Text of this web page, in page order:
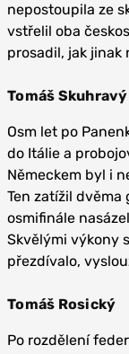
nepostoupila ze
vstřelil oba
prosadil, jak jinak
Tomáš Skuhravý
Osm let po
do Itálie a
Německem byl i
Ten zatížil dvěma
osmifinále
Skvělými výkony
přezdívalo,
Tomáš Rosický
Po rozdělení